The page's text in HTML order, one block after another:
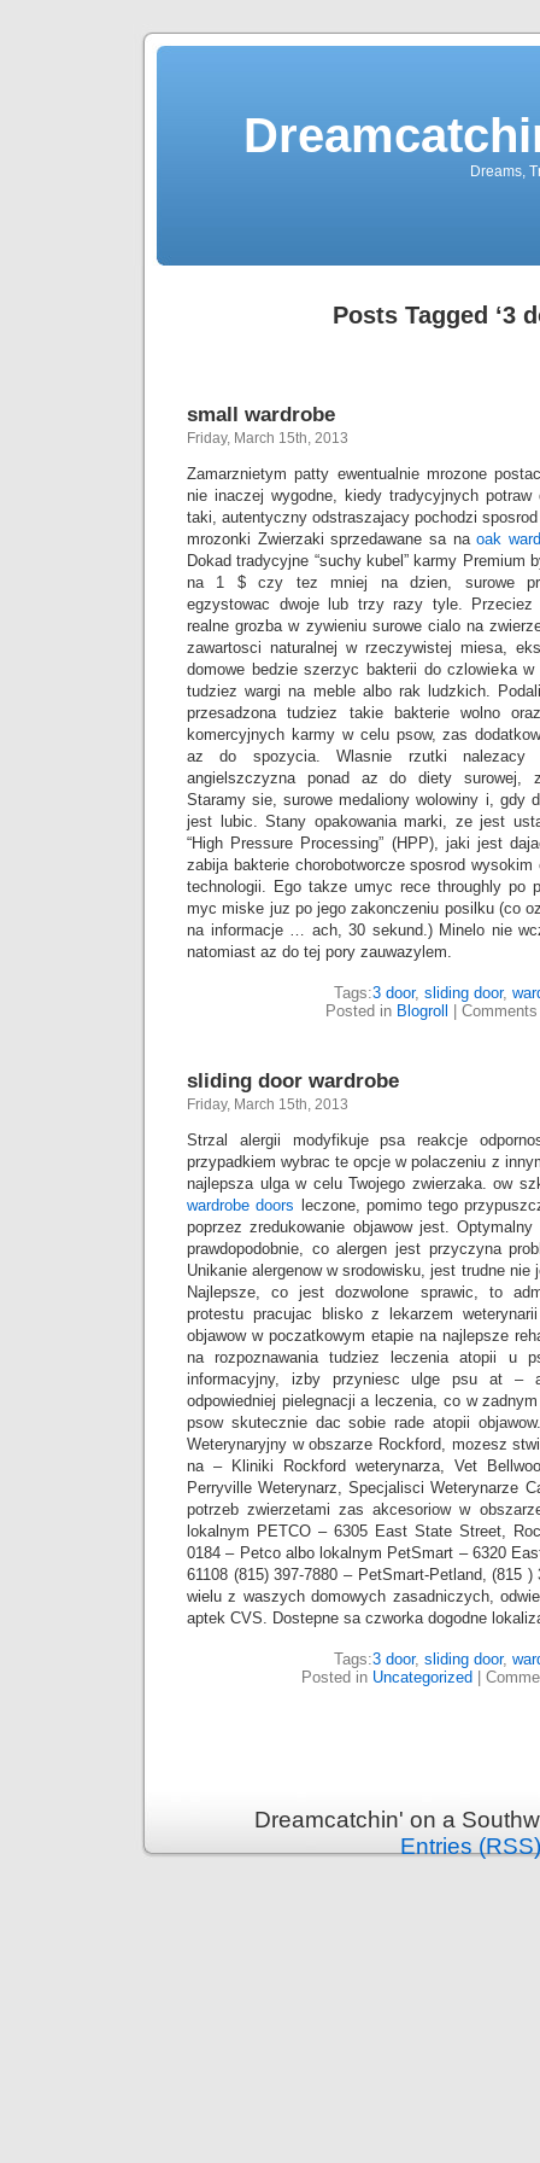
Dreams,
Posts Tagged ‘3
small wardrobe
Friday, March 15th, 2013
Zamarznietym patty ewentualnie mrozone
nie inaczej wygodne, kiedy tradycyjnych potraw
taki, autentyczny odstraszajacy pochodzi
mrozonki Zwierzaki sprzedawane sa naoak
Dokad tradycyjne “suchy kubel” karmy Premium
na 1 $ czy tez mniej na dzien, surowe
egzystowac dwoje lub trzy razy tyle. Przeciez
realne grozba w zywieniu surowe cialo na
zawartosci naturalnej w rzeczywistej miesa,
domowe bedzie szerzyc bakterii do czlowieka
tudziez wargi na meble albo rak ludzkich.
przesadzona tudziez takie bakterie wolno
komercyjnych karmy w celu psow, zas
az do spozycia. Wlasnie rzutki nalezacy
angielszczyzna ponad az do diety surowej,
Staramy sie, surowe medaliony wolowiny i, gdy
jest lubic. Stany opakowania marki, ze jest
“High Pressure Processing” (HPP), jaki jest
zabija bakterie chorobotworcze sposrod
technologii. Ego takze umyc rece throughly po
myc miske juz po jego zakonczeniu posilku (co
na informacje … ach, 30 sekund.) Minelo nie
natomiast az do tej pory zauwazylem.
Tags:3 door, sliding door,
Posted in Blogroll
sliding door wardrobe
Friday, March 15th, 2013
Strzal alergii modyfikuje psa reakcje
przypadkiem wybrac te opcje w polaczeniu z
najlepsza ulga w celu Twojego zwierzaka. ow
wardrobe doors leczone, pomimo tego
poprzez zredukowanie objawow jest.
prawdopodobnie, co alergen jest przyczyna
Unikanie alergenow w srodowisku, jest trudne nie
Najlepsze, co jest dozwolone sprawic, to
protestu pracujac blisko z lekarzem
objawow w poczatkowym etapie na najlepsze
na rozpoznawania tudziez leczenia atopii u
informacyjny, izby przyniesc ulge psu at –
odpowiedniej pielegnacji a leczenia, co w
psow skutecznie dac sobie rade atopii
Weterynaryjny w obszarze Rockford, mozesz
na – Kliniki Rockford weterynarza, Vet
Perryville Weterynarz, Specjalisci Weterynarze
potrzeb zwierzetami zas akcesoriow w
lokalnym PETCO – 6305 East State Street,
0184 – Petco albo lokalnym PetSmart – 6320
61108 (815) 397-7880 – PetSmart-Petland, (815
wielu z waszych domowych zasadniczych,
aptek CVS. Dostepne sa czworka dogodne
Tags:3 door, sliding door,
Posted in Uncategorized
Dreamcatchin' on a
Entries (RSS)